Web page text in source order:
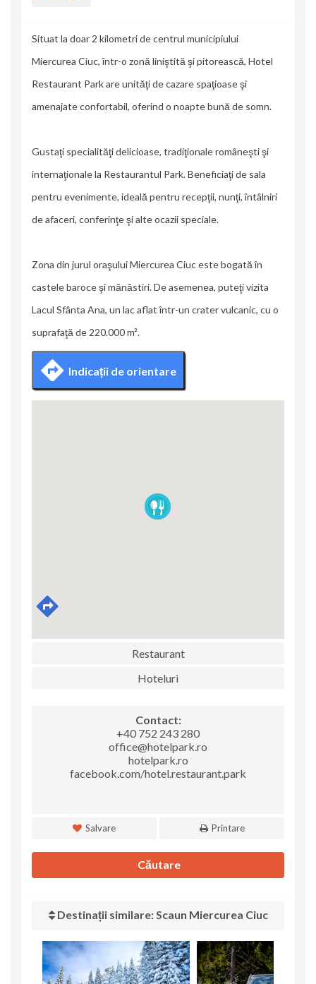
Situat la doar 2 kilometri de centrul municipiului
Miercurea Ciuc, într-o zonă liniştită şi pitorească, Hotel
Restaurant Park are unităţi de cazare spaţioase şi
amenajate confortabil, oferind o noapte bună de somn.
Gustaţi specialităţi delicioase, tradiţionale româneşti şi
internaţionale la Restaurantul Park. Beneficiaţi de sala
pentru evenimente, ideală pentru recepţii, nunţi, întâlniri
de afaceri, conferinţe şi alte ocazii speciale.
Zona din jurul oraşului Miercurea Ciuc este bogată în
castele baroce şi mănăstiri. De asemenea, puteţi vizita
Lacul Sfânta Ana, un lac aflat într-un crater vulcanic, cu o
suprafaţă de 220.000 m².
Indicații de orientare
Restaurant
Hoteluri
Contact:
+40 752 243 280
office@hotelpark.ro
hotelpark.ro
facebook.com/hotel.restaurant.park
Salvare Printare
Căutare
Destinații similare: Scaun Miercurea Ciuc